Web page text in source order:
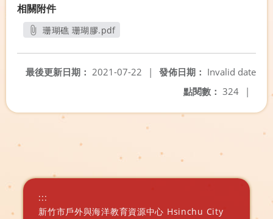
相關附件
珊瑚礁 珊瑚膠.pdf
發佈日期： Invalid date
最後更新日期： 2021-07-22
|
點閱數： 324 |
:::
新竹市戶外與海洋教育資源中心 Hsinchu City